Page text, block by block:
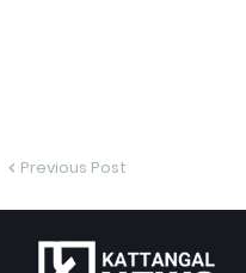
Previous Post